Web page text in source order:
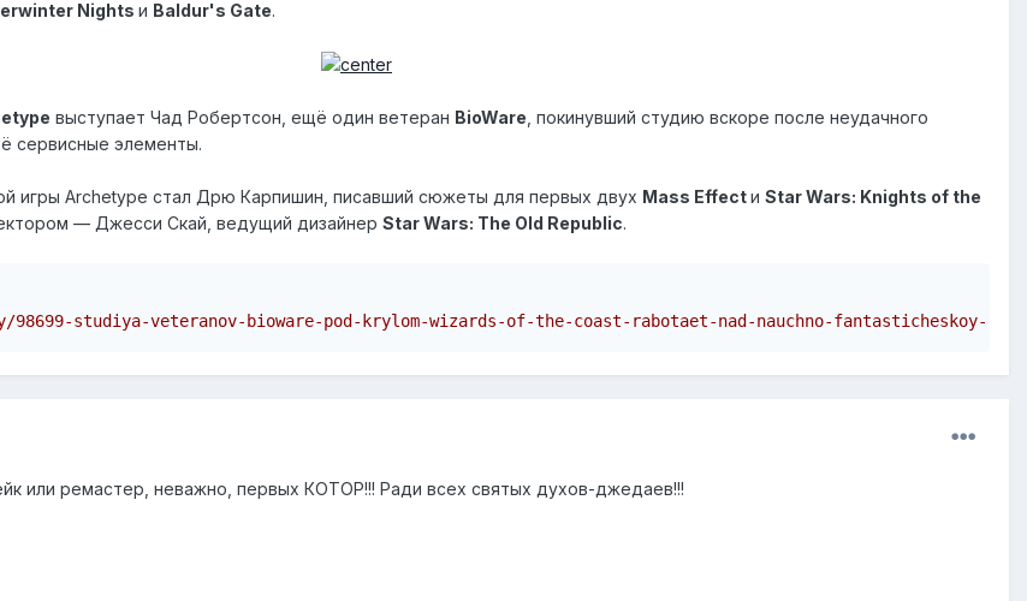
Nights и Baldur's Gate.
выступает Чад Робертсон, ещё один ветеран BioWare , покинувший студию вскоре после неудачного
сервисные элементы.
игры Archetype стал Дрю Карпишин, писавший сюжеты для первых двух Mass Effectи Star Wars: Knights of the
— Джесси Скай, ведущий дизайнер Star Wars: The Old Republic.
studiya-veteranov-bioware-pod-krylom-wizards-of-the-coast-rabotaet-nad-nauchno-fantasticheskoy-rpg
или ремастер, неважно, первых КОТОР!!! Ради всех святых духов-джедаев!!!